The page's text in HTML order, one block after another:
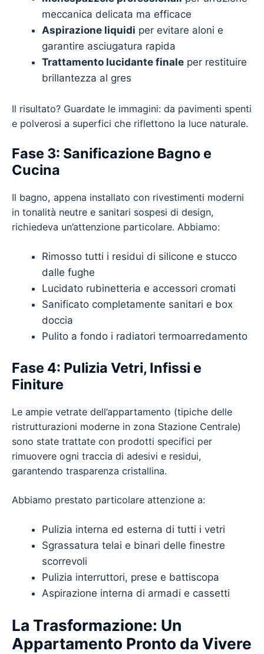
meccanica delicata ma efficace
Aspirazione liquidi per evitare aloni e
garantire asciugatura rapida
Trattamento lucidante finale per restituire
brillantezza al gres
Il risultato? Guardate le immagini: da pavimenti spenti
e polverosi a superfici che riflettono la luce naturale.
Fase 3: Sanificazione Bagno e
Cucina
Il bagno, appena installato con rivestimenti moderni
in tonalità neutre e sanitari sospesi di design,
richiedeva un’attenzione particolare. Abbiamo:
Rimosso tutti i residui di silicone e stucco
dalle fughe
Lucidato rubinetteria e accessori cromati
Sanificato completamente sanitari e box
doccia
Pulito a fondo i radiatori termoarredamento
Fase 4: Pulizia Vetri, Infissi e
Finiture
Le ampie vetrate dell’appartamento (tipiche delle
ristrutturazioni moderne in zona Stazione Centrale)
sono state trattate con prodotti specifici per
rimuovere ogni traccia di adesivi e residui,
garantendo trasparenza cristallina.
Abbiamo prestato particolare attenzione a:
Pulizia interna ed esterna di tutti i vetri
Sgrassatura telai e binari delle finestre
scorrevoli
Pulizia interruttori, prese e battiscopa
Aspirazione interna di armadi e cassetti
La Trasformazione: Un
Appartamento Pronto da Vivere